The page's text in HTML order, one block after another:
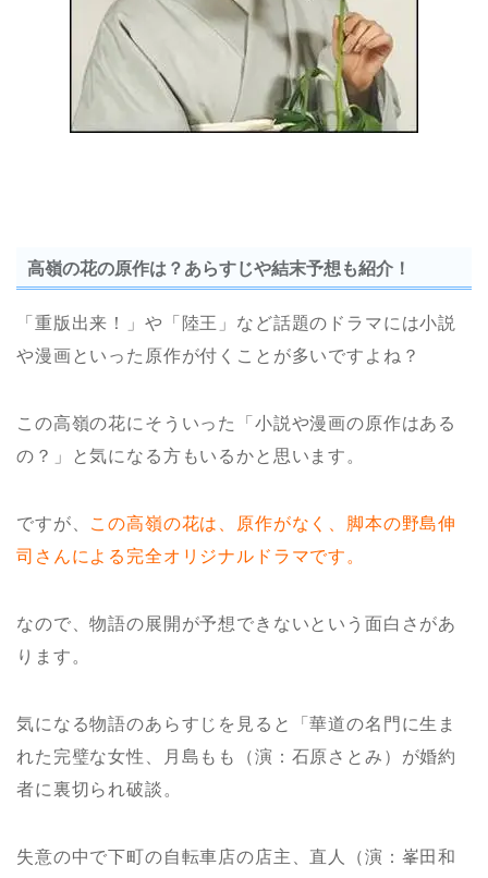
高嶺の花の原作は？あらすじや結末予想も紹介！
「重版出来！」や「陸王」など話題のドラマには小説
や漫画といった原作が付くことが多いですよね？
この高嶺の花にそういった「小説や漫画の原作はある
の？」と気になる方もいるかと思います。
ですが、 この高嶺の花は、原作がなく、脚本の野島伸
司さんによる完全オリジナルドラマです。
なので、物語の展開が予想できないという面白さがあ
ります。
気になる物語のあらすじを見ると「華道の名門に生ま
れた完璧な女性、月島もも（演：石原さとみ）が婚約
者に裏切られ破談。
失意の中で下町の自転車店の店主、直人（演：峯田和